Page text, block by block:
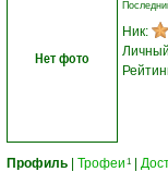
Нет фото
Ник:
Профиль Трофеи 1